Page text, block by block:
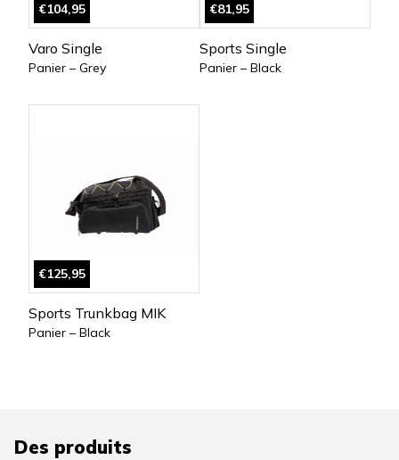
€104,95
Varo Single
Panier – Grey
€81,95
Sports Single
Panier – Black
€125,95
Sports Trunkbag MIK
Panier – Black
Des produits